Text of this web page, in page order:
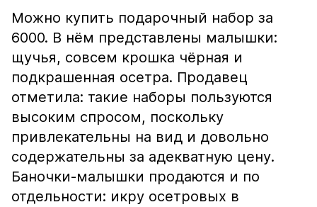
Можно купить подарочный набор за
6000. В нём представлены малышки:
щучья, совсем крошка чёрная и
подкрашенная осетра. Продавец
отметила: такие наборы пользуются
высоким спросом, поскольку
привлекательны на вид и довольно
содержательны за адекватную цену.
Баночки-малышки продаются и по
отдельности: икру осетровых в